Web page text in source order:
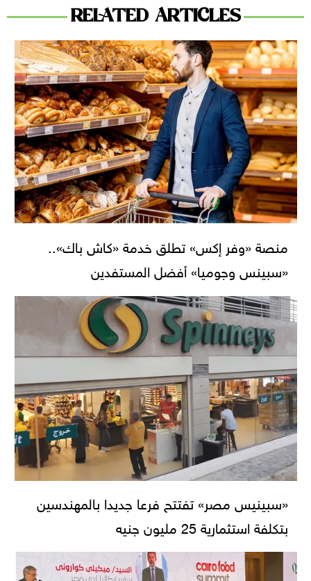
RELATED ARTICLES
منصة «وفر إكس» تطلق خدمة «كاش باك»..
«سبينس وجوميا» أفضل المستفدين
«سبينيس مصر» تفتتح فرعا جديدا بالمهندسين
بتكلفة استثمارية 25 مليون جنيه